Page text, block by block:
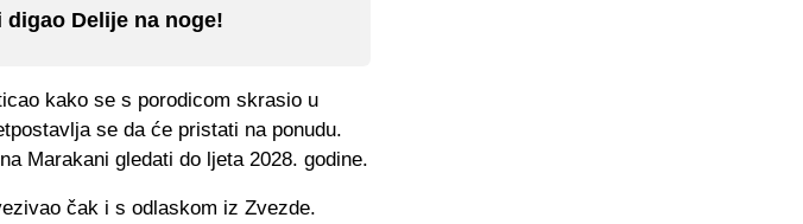
Delije na noge!
kako se s porodicom skrasio u
se da će pristati na ponudu.
Marakani gledati do ljeta 2028. godine.
čak i s odlaskom iz Zvezde.